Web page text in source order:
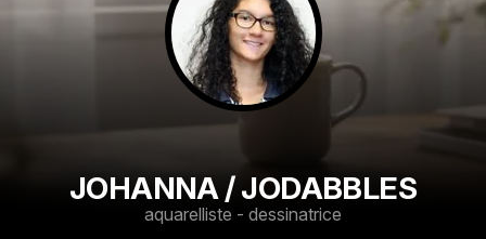
JOHANNA / JODABBLES
aquarelliste - dessinatrice